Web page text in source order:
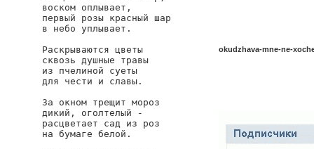
воском оплывает,
первый розы красный шар
в небо уплывает.
Раскрываются цветы
сквозь душные травы
из пчелиной суеты
для чести и славы.
За окном трещит мороз
дикий, оголтелый -
расцветает сад из роз
на бумаге белой.
okudzhava-mne-ne-